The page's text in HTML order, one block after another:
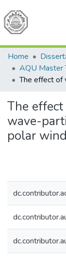
Home
The
wave-
polar